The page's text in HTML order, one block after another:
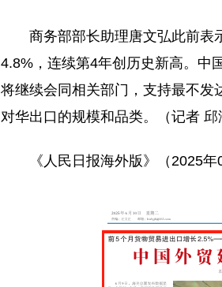
商务部部长助理唐文弘此前表
4.8%，连续第4年创历史新高。中
将继续会同相关部门，支持最不发
对华出口的规模和品类。（记者 邱
《人民日报海外版》（2025